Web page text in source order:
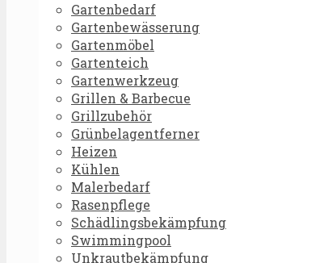
Gartenbedarf
Gartenbewässerung
Gartenmöbel
Gartenteich
Gartenwerkzeug
Grillen & Barbecue
Grillzubehör
Grünbelagentferner
Heizen
Kühlen
Malerbedarf
Rasenpflege
Schädlingsbekämpfung
Swimmingpool
Unkrautbekämpfung